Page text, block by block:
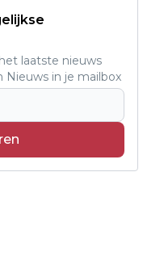
laatste nieuws
Nieuws in je mailbox